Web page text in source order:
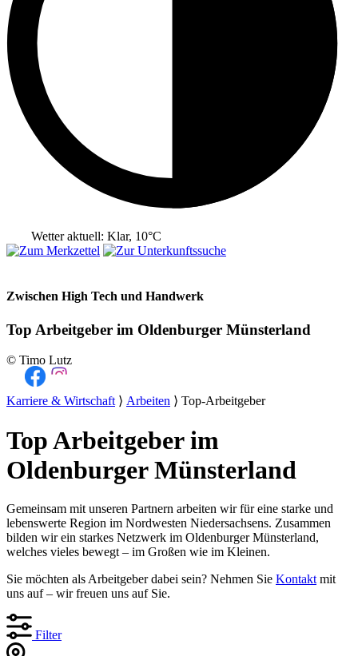
Wetter aktuell: Klar, 10°C
Zwischen High Tech und Handwerk
Top Arbeitgeber im Oldenburger Münsterland
© Timo Lutz
Karriere & Wirtschaft⟩ Arbeiten ⟩ Top-Arbeitgeber
Top Arbeitgeber im
Oldenburger Münsterland
Gemeinsam mit unseren Partnern arbeiten wir für eine starke und
lebenswerte Region im Nordwesten Niedersachsens. Zusammen
bilden wir ein starkes Netzwerk im Oldenburger Münsterland,
welches vieles bewegt – im Großen wie im Kleinen.
Sie möchten als Arbeitgeber dabei sein? Nehmen Sie Kontakt mit
uns auf – wir freuen uns auf Sie.
Filter